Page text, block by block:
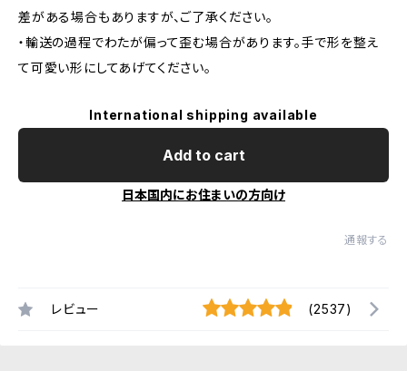
差がある場合もありますが、ご了承ください。
・輸送の過程でわたが偏って歪む場合があります。手で形を整え
て可愛い形にしてあげてください。
International shipping available
Add to cart
日本国内にお住まいの方向け
通報する
レビュー (2537)